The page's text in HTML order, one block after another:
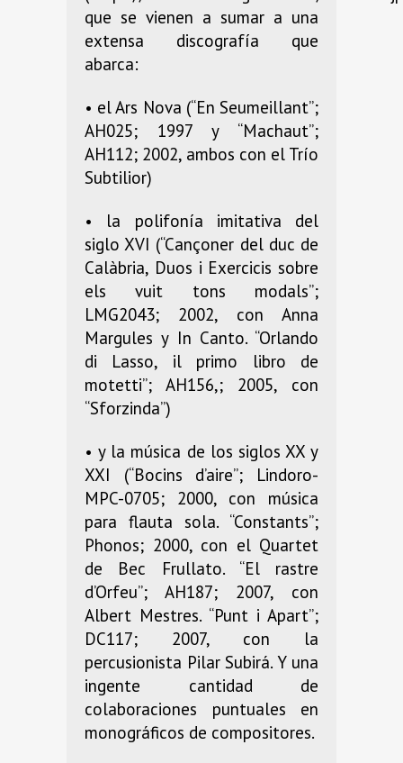
que se vienen a sumar a una
extensa discografía que
abarca:
• el Ars Nova (“En Seumeillant”;
AH025; 1997 y “Machaut”;
AH112; 2002, ambos con el Trío
Subtilior)
• la polifonía imitativa del
siglo XVI (“Cançoner del duc de
Calàbria, Duos i Exercicis sobre
els vuit tons modals”;
LMG2043; 2002, con Anna
Margules y In Canto. “Orlando
di Lasso, il primo libro de
motetti”; AH156,; 2005, con
“Sforzinda”)
• y la música de los siglos XX y
XXI (“Bocins d’aire”; Lindoro-
MPC-0705; 2000, con música
para flauta sola. “Constants”;
Phonos; 2000, con el Quartet
de Bec Frullato. “El rastre
d’Orfeu”; AH187; 2007, con
Albert Mestres. “Punt i Apart”;
DC117; 2007, con la
percusionista Pilar Subirá. Y una
ingente cantidad de
colaboraciones puntuales en
monográficos de compositores.